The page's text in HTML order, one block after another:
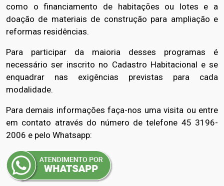
como o financiamento de habitações ou lotes e a
doação de materiais de construção para ampliação e
reformas residências.
Para participar da maioria desses programas é
necessário ser inscrito no Cadastro Habitacional e se
enquadrar nas exigências previstas para cada
modalidade.
Para demais informações faça-nos uma visita ou entre
em contato através do número de telefone 45 3196-
2006 e pelo Whatsapp: